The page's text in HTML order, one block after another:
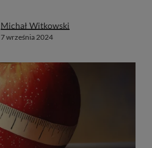
Michał Witkowski
7 września 2024